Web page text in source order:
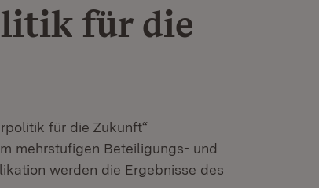
für die
für die Zukunft“
mehrstufigen Beteiligungs- und
werden die Ergebnisse des